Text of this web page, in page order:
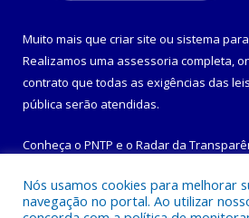
Muito mais que criar site ou sistema
Realizamos uma assessoria completa,
contrato que todas as exigências das
pública serão atendidas.
Conheça o PNTP e o Radar da
Nós usamos cookies para melhorar
navegação no portal. Ao utilizar